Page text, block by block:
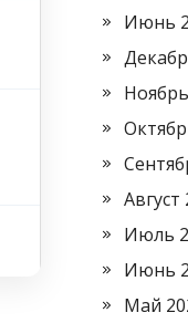
Июнь
Август
Июль
Июнь
Май